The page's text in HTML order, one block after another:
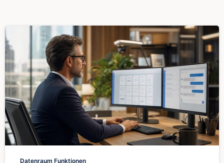
0
Datenraum Funktionen